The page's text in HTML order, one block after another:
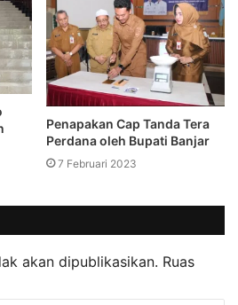
Penapakan Cap Tanda Tera
Perdana oleh Bupati Banjar
7 Februari 2023
akan dipublikasikan. Ruas